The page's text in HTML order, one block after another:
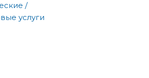
/
услуги